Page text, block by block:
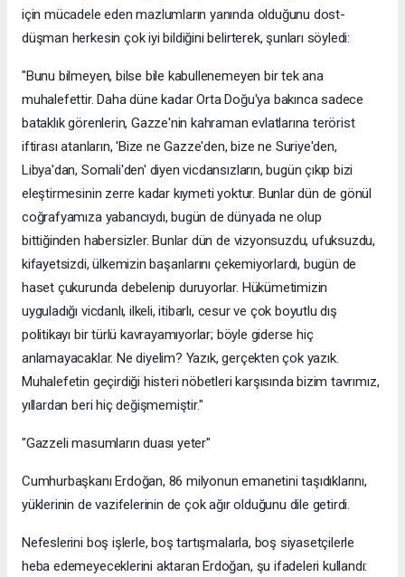
için mücadele eden mazlumların yanında olduğunu dost-
düşman herkesin çok iyi bildiğini belirterek, şunları söyledi:
"Bunu bilmeyen, bilse bile kabullenemeyen bir tek ana
muhalefettir. Daha düne kadar Orta Doğu'ya bakınca sadece
bataklık görenlerin, Gazze'nin kahraman evlatlarına terörist
iftirası atanların, 'Bize ne Gazze'den, bize ne Suriye'den,
Libya'dan, Somali'den' diyen vicdansızların, bugün çıkıp bizi
eleştirmesinin zerre kadar kıymeti yoktur. Bunlar dün de gönül
coğrafyamıza yabancıydı, bugün de dünyada ne olup
bittiğinden habersizler. Bunlar dün de vizyonsuzdu, ufuksuzdu,
kifayetsizdi, ülkemizin başarılarını çekemiyorlardı, bugün de
haset çukurunda debelenip duruyorlar. Hükümetimizin
uyguladığı vicdanlı, ilkeli, itibarlı, cesur ve çok boyutlu dış
politikayı bir türlü kavrayamıyorlar; böyle giderse hiç
anlamayacaklar. Ne diyelim? Yazık, gerçekten çok yazık.
Muhalefetin geçirdiği histeri nöbetleri karşısında bizim tavrımız,
yıllardan beri hiç değişmemiştir."
"Gazzeli masumların duası yeter"
Cumhurbaşkanı Erdoğan, 86 milyonun emanetini taşıdıklarını,
yüklerinin de vazifelerinin de çok ağır olduğunu dile getirdi.
Nefeslerini boş işlerle, boş tartışmalarla, boş siyasetçilerle
heba edemeyeceklerini aktaran Erdoğan, şu ifadeleri kullandı: